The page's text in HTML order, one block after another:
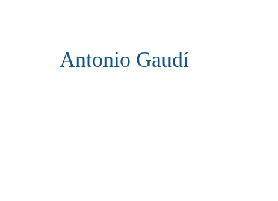
Antonio Gaudí